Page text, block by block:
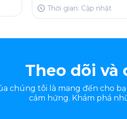
Thời gian: Cập nhật
Theo dõi
chúng tôi là mang đến cho
cảm hứng. Khám phá